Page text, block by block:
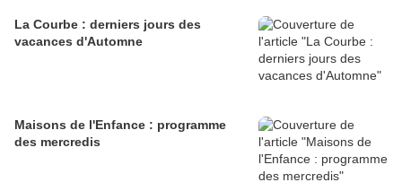
La Courbe : derniers jours des
vacances d'Automne
Maisons de l'Enfance : programme
des mercredis